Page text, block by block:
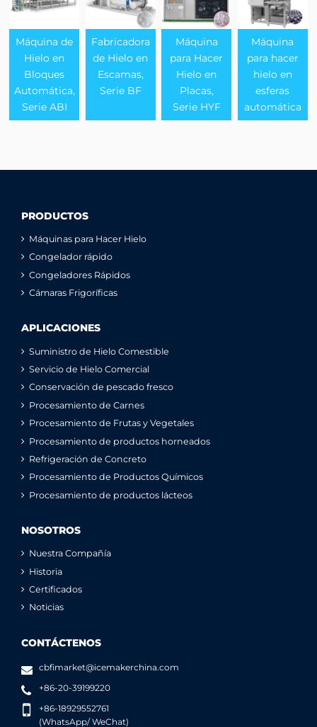
Máquina de
Hielo en
Bloques
Automática,
Serie ABI
Fabricadora
de Hielo en
Escamas,
Serie BF
Máquina
para Hacer
Hielo en
Placas,
Serie HYF
Máquina
para hacer
hielo en
esferas
automática
PRODUCTOS
Máquinas para Hacer Hielo
Congelador rápido
Congeladores Rápidos
Cámaras Frigoríficas
APLICACIONES
Suministro de Hielo Comestible
Servicio de Hielo Comercial
Conservación de pescado fresco
Procesamiento de Carnes
Procesamiento de Frutas y Vegetales
Procesamiento de productos horneados
Refrigeración de Concreto
Procesamiento de Productos Químicos
Procesamiento de productos lácteos
NOSOTROS
Nuestra Compañía
Historia
Certificados
Noticias
CONTÁCTENOS
cbfimarket@icemakerchina.com
+86-20-39199220
+86-18929552761
(WhatsApp/ WeChat)